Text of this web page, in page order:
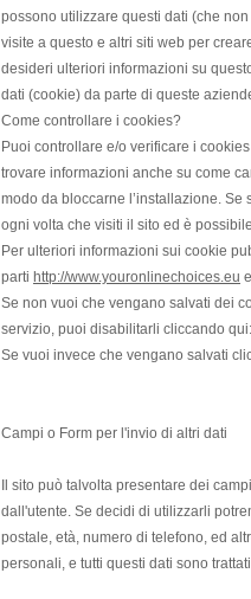
possono utilizzare questi dati (che
visite a questo e altri siti web per
desideri ulteriori informazioni su
dati (cookie) da parte di queste
Come controllare i cookies?
Puoi controllare e/o verificare i
trovare informazioni anche su come
modo da bloccarne l’installazione.
ogni volta che visiti il sito ed è
Per ulteriori informazioni sui cookie
parti http://www.youronlinechoices.eu e
Se non vuoi che vengano salvati dei
servizio, puoi disabilitarli cliccando qui:
Se vuoi invece che vengano salvati
Campi o Form per l'invio di altri dati
Il sito può talvolta presentare dei
dall'utente. Se decidi di utilizzarli
postale, età, numero di telefono, ed
personali, e tutti questi dati sono